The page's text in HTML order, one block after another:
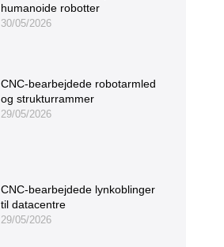
humanoide robotter
30/05/2026
CNC-bearbejdede robotarmled
og strukturrammer
29/05/2026
CNC-bearbejdede lynkoblinger
til datacentre
29/05/2026